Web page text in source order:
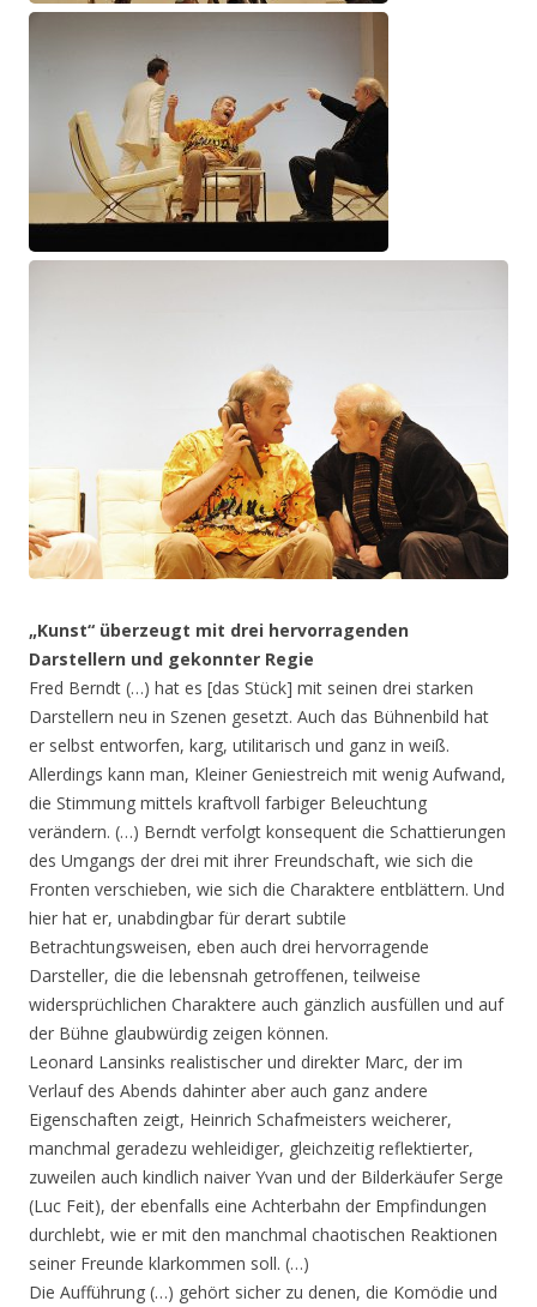
„Kunst“ überzeugt mit drei hervorragenden
Darstellern und gekonnter Regie
Fred Berndt (…) hat es [das Stück] mit seinen drei starken
Darstellern neu in Szenen gesetzt. Auch das Bühnenbild hat
er selbst entworfen, karg, utilitarisch und ganz in weiß.
Allerdings kann man, Kleiner Geniestreich mit wenig Aufwand,
die Stimmung mittels kraftvoll farbiger Beleuchtung
verändern. (…) Berndt verfolgt konsequent die Schattierungen
des Umgangs der drei mit ihrer Freundschaft, wie sich die
Fronten verschieben, wie sich die Charaktere entblättern. Und
hier hat er, unabdingbar für derart subtile
Betrachtungsweisen, eben auch drei hervorragende
Darsteller, die die lebensnah getroffenen, teilweise
widersprüchlichen Charaktere auch gänzlich ausfüllen und auf
der Bühne glaubwürdig zeigen können.
Leonard Lansinks realistischer und direkter Marc, der im
Verlauf des Abends dahinter aber auch ganz andere
Eigenschaften zeigt, Heinrich Schafmeisters weicherer,
manchmal geradezu wehleidiger, gleichzeitig reflektierter,
zuweilen auch kindlich naiver Yvan und der Bilderkäufer Serge
(Luc Feit), der ebenfalls eine Achterbahn der Empfindungen
durchlebt, wie er mit den manchmal chaotischen Reaktionen
seiner Freunde klarkommen soll. (…)
Die Aufführung (…) gehört sicher zu denen, die Komödie und